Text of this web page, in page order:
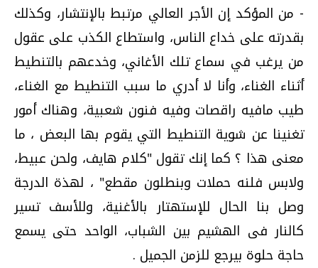
- من المؤكد إن الأجر العالي مرتبط بالإنتشار، وكذلك
بقدرته على خداع الناس، واستطاع الكذب على عقول
من يرغب في سماع تلك الأغاني، وخدعهم بالتنطيط
أثناء الغناء، وأنا لا أدري ما سبب التنطيط مع الغناء،
طيب مافيه راقصات وفيه فنون شعبية، وهناك أمور
تغنينا عن شوية التنطيط التي يقوم بها البعض ، ما
معنى هذا ؟ كما إنك تقول "كلام هايف، ولحن عبيط،
ولابس فلنه حملات وبنطلون مقطع" ، لهذة الدرجة
وصل بنا الحال للإستهتار بالأغنية، وللأسف تسير
كالنار فى الهشيم بين الشباب، الواحد حتى يسمع
حاجة حلوة بيرجع للزمن الجميل .